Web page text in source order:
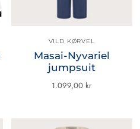
VILD KØRVEL
Masai-Nyvariel
jumpsuit
1.099,00 kr